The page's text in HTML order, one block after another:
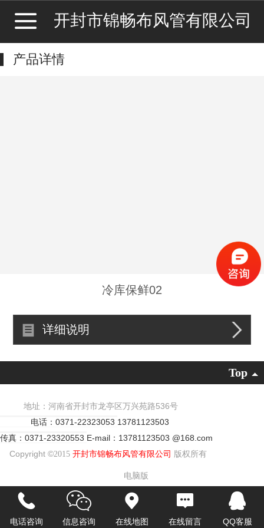
开封市锦畅布风管有限公司
产品详情
冷库保鲜02
详细说明
Top
地址：河南省开封市龙亭区万兴苑路536号
电话：0371-22323053 13781123503
传真：0371-23320553 E-mail：13781123503 @168.com
Copyright ©2015 开封市锦畅布风管有限公司 版权所有
电脑版
电话咨询 信息咨询 在线地图 在线留言 QQ客服